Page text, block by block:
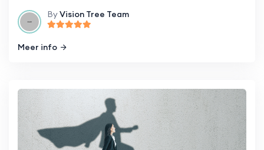
ByVision Tree Team
Meer info